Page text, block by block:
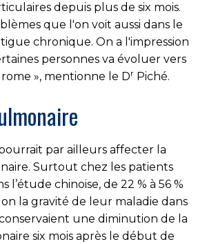
depuis plus de six mois.
que l'on voit aussi dans le
chronique. On a l'impression
personnes va évoluer vers
», mentionne le Dr Piché.
par ailleurs affecter la
Surtout chez les patients
l’étude chinoise, de 22 % à 56 %
la gravité de leur maladie dans
conservaient une diminution de la
six mois après le début de